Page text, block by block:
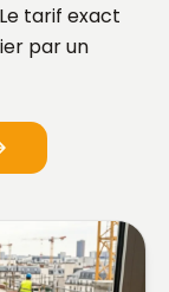
tarif exact
par un